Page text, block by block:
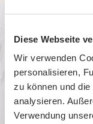
Diese Webseite
Wir verwenden
personalisieren,
zu können und
analysieren.
Verwendung